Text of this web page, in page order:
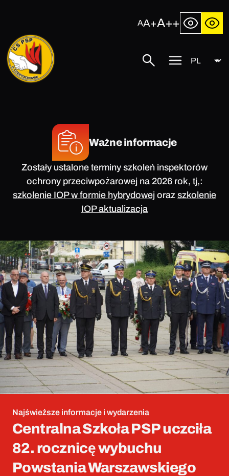
AA+A++
Centralna
Szkoła
Państwowej
SzukajPrzycisk
Język
Ważne informacje
Zostały ustalone terminy szkoleń inspektorów
ochrony przeciwpożarowej na 2026 rok, tj,:
szkolenie IOP w formie hybrydowej oraz szkolenie
IOP aktualizacja
Najświeższe informacje i wydarzenia
Centralna Szkoła PSP uczciła
82. rocznicę wybuchu
Powstania Warszawskiego